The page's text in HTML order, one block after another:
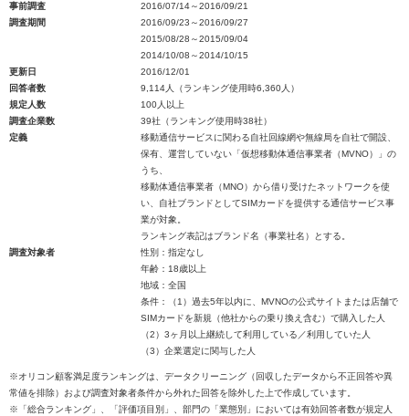
事前調査
2016/07/14～2016/09/21
調査期間
2016/09/23～2016/09/27
2015/08/28～2015/09/04
2014/10/08～2014/10/15
更新日
2016/12/01
回答者数
9,114人（ランキング使用時6,360人）
規定人数
100人以上
調査企業数
39社（ランキング使用時38社）
定義
移動通信サービスに関わる自社回線網や無線局を自社で開設、
保有、運営していない「仮想移動体通信事業者（MVNO）」の
うち、
移動体通信事業者（MNO）から借り受けたネットワークを使
い、自社ブランドとしてSIMカードを提供する通信サービス事
業が対象。
ランキング表記はブランド名（事業社名）とする。
調査対象者
性別：指定なし
年齢：18歳以上
地域：全国
条件：（1）過去5年以内に、MVNOの公式サイトまたは店舗で
SIMカードを新規（他社からの乗り換え含む）で購入した人
（2）3ヶ月以上継続して利用している／利用していた人
（3）企業選定に関与した人
※オリコン顧客満足度ランキングは、データクリーニング（回収したデータから不正回答や異
常値を排除）および調査対象者条件から外れた回答を除外した上で作成しています。
※「総合ランキング」、「評価項目別」、部門の「業態別」においては有効回答者数が規定人